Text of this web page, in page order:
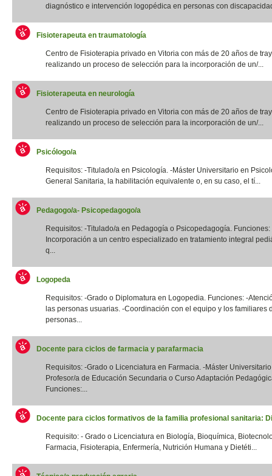
diagnóstico e intervención logopédica en personas con
Fisioterapeuta en traumatología
Centro de Fisioterapia privado en Vitoria con más de 20 años de
realizando un proceso de selección para la incorporación de un/...
Fisioterapeuta en neurología
Centro de Fisioterapia privado en Vitoria con más de 20 años de
realizando un proceso de selección para la incorporación de un/...
Psicólogo/a
Requisitos: -Titulado/a en Psicología. -Máster Universitario en
General Sanitaria, la habilitación equivalente o, en su caso, el tí...
Pedagogo/a- Psicopedagogo/a
Requisitos: -Titulado/a en Pedagogía o Psicopedagogía. Funciones:
Incorporación a un centro especializado en tratamiento integral
q...
Logopeda
Requisitos: -Grado o Diplomatura en Logopedia. Funciones: -
las personas usuarias. -Coordinación con el equipo y los familiares
personas...
Docente para ciclos de farmacia y parafarmacia
Requisitos: -Grado o Licenciatura en Farmacia. -Máster
Profesor/a de Educación Secundaria o Curso Adaptación
Funciones:...
Docente para ciclos formativos de la familia profesional sanitaria:
Requisito: - Grado o Licenciatura en Biología, Bioquímica,
Farmacia, Fisioterapia, Enfermería, Nutrición Humana y Dietéti...